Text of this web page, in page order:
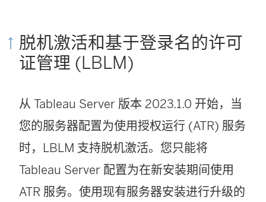
脱机激活和基于登录名的许可
证管理 (LBLM)
从 Tableau Server 版本 2023.1.0 开始，当
您的服务器配置为使用授权运行 (ATR) 服务
时，LBLM 支持脱机激活。您只能将
Tableau Server 配置为在新安装期间使用
ATR 服务。使用现有服务器安装进行升级的